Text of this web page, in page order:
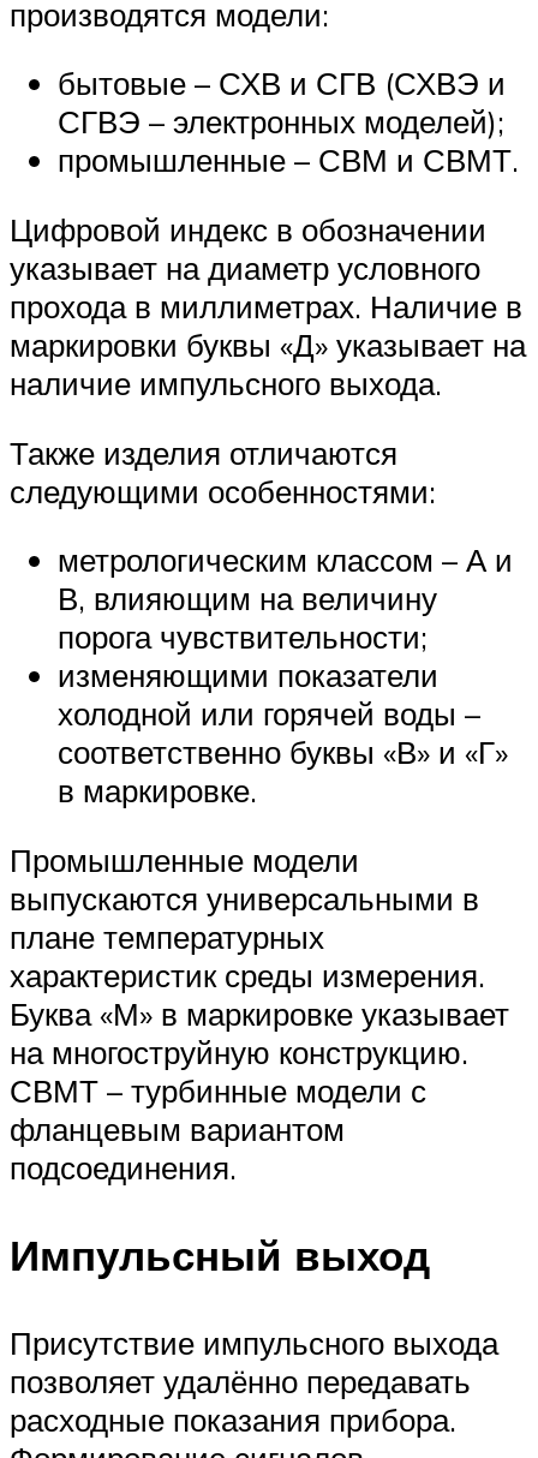
производятся модели:
бытовые – СХВ и СГВ (СХВЭ и
СГВЭ – электронных моделей);
промышленные – СВМ и СВМТ.
Цифровой индекс в обозначении
указывает на диаметр условного
прохода в миллиметрах. Наличие в
маркировки буквы «Д» указывает на
наличие импульсного выхода.
Также изделия отличаются
следующими особенностями:
метрологическим классом – А и
В, влияющим на величину
порога чувствительности;
изменяющими показатели
холодной или горячей воды –
соответственно буквы «В» и «Г»
в маркировке.
Промышленные модели
выпускаются универсальными в
плане температурных
характеристик среды измерения.
Буква «М» в маркировке указывает
на многоструйную конструкцию.
СВМТ – турбинные модели с
фланцевым вариантом
подсоединения.
Импульсный выход
Присутствие импульсного выхода
позволяет удалённо передавать
расходные показания прибора.